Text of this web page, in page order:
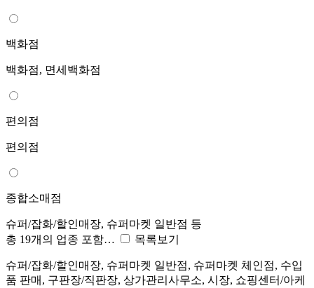
백화점
백화점, 면세백화점
편의점
편의점
종합소매점
슈퍼/잡화/할인매장, 슈퍼마켓 일반점 등
총 19개의 업종 포함…
목록보기
슈퍼/잡화/할인매장, 슈퍼마켓 일반점, 슈퍼마켓 체인점, 수입
품 판매, 구판장/직판장, 상가관리사무소, 시장, 쇼핑센터/아케